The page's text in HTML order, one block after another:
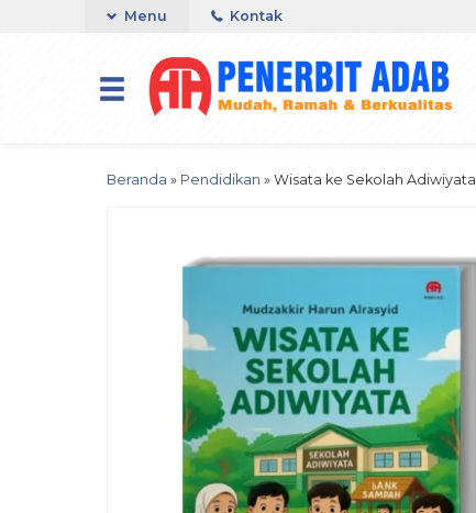
Menu Kontak
Beranda » Pendidikan » Wisata ke Sekolah Adiwiyata